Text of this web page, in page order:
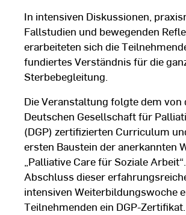
In intensiven Diskussionen,
Fallstudien und bewegenden
erarbeiteten sich die
fundiertes Verständnis für die
Sterbebegleitung.
Die Veranstaltung folgte dem von
Deutschen Gesellschaft für
(DGP) zertifizierten Curriculum
ersten Baustein der anerkannten
„Palliative Care für Soziale
Abschluss dieser
intensiven Weiterbildungswoche
Teilnehmenden ein DGP-Zertifikat.